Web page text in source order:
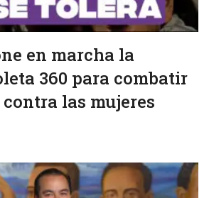
en marcha la
360 para combatir
las mujeres